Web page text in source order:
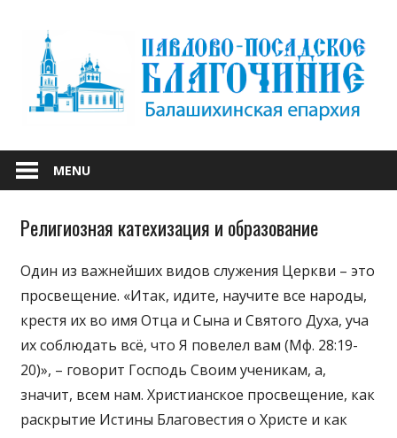
content
ПАВЛОВО-
ПОСАДСКОЕ
БЛАГОЧИНИЕ
MENU
Религиозная катехизация и образование
Один из важнейших видов служения Церкви – это
просвещение. «Итак, идите, научите все народы,
крестя их во имя Отца и Сына и Святого Духа, уча
их соблюдать всё, что Я повелел вам (Мф. 28:19-
20)», – говорит Господь Своим ученикам, а,
значит, всем нам. Христианское просвещение, как
раскрытие Истины Благовестия о Христе и как